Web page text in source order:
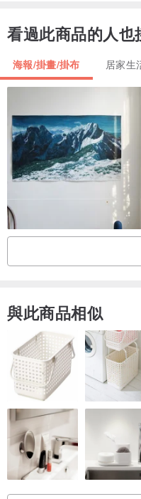
-不包括框架。圖片不加框！
- 請注意，顯示的顏色可能因
航運：
- 畫作將用包裝仔細包裝並裝
畫以完美的狀態交付。
-一旦您的物品已發貨，您將
追踪號碼。
看過此商品的人也
海報/掛畫/掛布 居家生
與此商品相似